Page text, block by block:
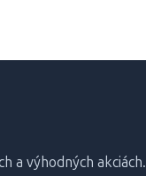
a výhodných akciách.